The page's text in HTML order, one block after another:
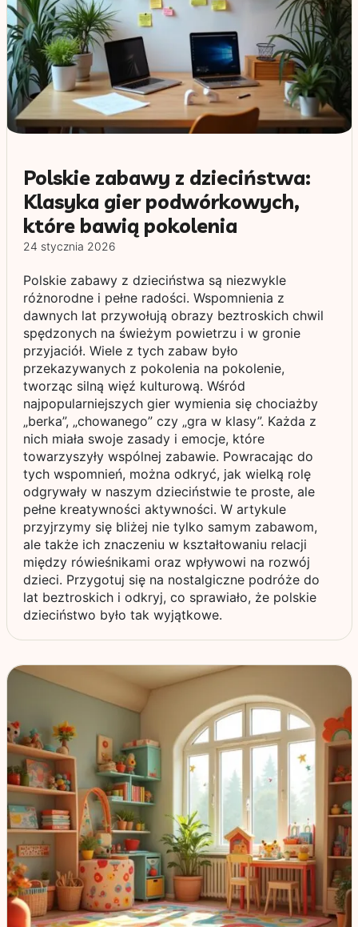
Polskie zabawy z dzieciństwa:
Klasyka gier podwórkowych,
które bawią pokolenia
24 stycznia 2026
Polskie zabawy z dzieciństwa są niezwykle
różnorodne i pełne radości. Wspomnienia z
dawnych lat przywołują obrazy beztroskich chwil
spędzonych na świeżym powietrzu i w gronie
przyjaciół. Wiele z tych zabaw było
przekazywanych z pokolenia na pokolenie,
tworząc silną więź kulturową. Wśród
najpopularniejszych gier wymienia się chociażby
„berka”, „chowanego” czy „gra w klasy”. Każda z
nich miała swoje zasady i emocje, które
towarzyszyły wspólnej zabawie. Powracając do
tych wspomnień, można odkryć, jak wielką rolę
odgrywały w naszym dzieciństwie te proste, ale
pełne kreatywności aktywności. W artykule
przyjrzymy się bliżej nie tylko samym zabawom,
ale także ich znaczeniu w kształtowaniu relacji
między rówieśnikami oraz wpływowi na rozwój
dzieci. Przygotuj się na nostalgiczne podróże do
lat beztroskich i odkryj, co sprawiało, że polskie
dzieciństwo było tak wyjątkowe.